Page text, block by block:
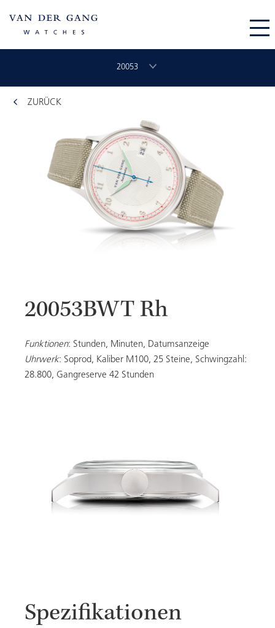
20053
CLASSIC GMT
VLIEGER
DAMEN
20053BWT Rh
Funktionen: Stunden, Minuten, Datumsanzeige
Uhrwerk: Soprod, Kaliber M100, 25 Steine, Schwingzahl:
28.800, Gangreserve 42 Stunden
ZURÜCK
Spezifikationen